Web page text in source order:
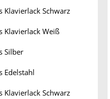
Klavierlack Schwarz
Klavierlack Weiß
Silber
Edelstahl
Klavierlack Schwarz